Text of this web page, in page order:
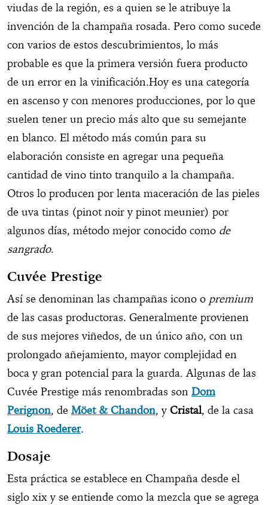
viudas de la región, es a quien se le atribuye la
invención de la champaña rosada. Pero como sucede
con varios de estos descubrimientos, lo más
probable es que la primera versión fuera producto
de un error en la vinificación.Hoy es una categoría
en ascenso y con menores producciones, por lo que
suelen tener un precio más alto que su semejante
en blanco. El método más común para su
elaboración consiste en agregar una pequeña
cantidad de vino tinto tranquilo a la champaña.
Otros lo producen por lenta maceración de las pieles
de uva tintas (pinot noir y pinot meunier) por
algunos días, método mejor conocido como de
sangrado.
Cuvée Prestige
Así se denominan las champañas icono o premium
de las casas productoras. Generalmente provienen
de sus mejores viñedos, de un único año, con un
prolongado añejamiento, mayor complejidad en
boca y gran potencial para la guarda. Algunas de las
Cuvée Prestige más renombradas son Dom
Perignon, de Möet & Chandon, y Cristal, de la casa
Louis Roederer.
Dosaje
Esta práctica se establece en Champaña desde el
siglo xix y se entiende como la mezcla que se agrega